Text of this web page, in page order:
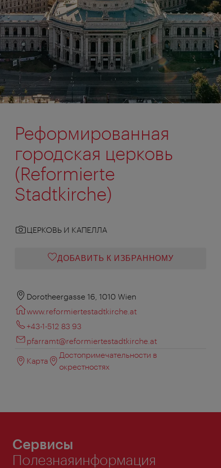
Реформированная
городская церковь
(Reformierte
Stadtkirche)
ЦЕРКОВЬ И КАПЕЛЛА
ДОБАВИТЬ К ИЗБРАННОМУ
Dorotheergasse 16, 1010 Wien
www.reformiertestadtkirche.at
+43-1-512 83 93
pfarramt@reformiertestadtkirche.at
Карта
Достопримечательности в
окрестностях
Сервисы
Полезнаяинформация